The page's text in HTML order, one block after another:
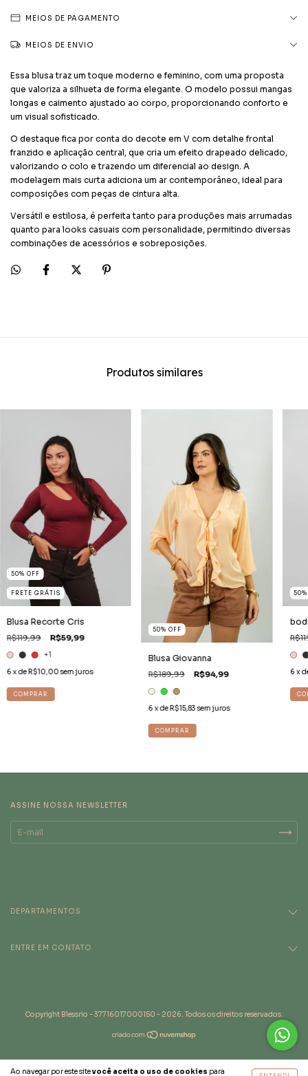
Ao navegar por este sitevocê aceita o uso de cookies para
MEIOS DE PAGAMENTO
MEIOS DE ENVIO
Essa blusa traz um toque moderno e feminino, com uma proposta
que valoriza a silhueta de forma elegante. O modelo possui mangas
longas e caimento ajustado ao corpo, proporcionando conforto e
um visual sofisticado.
O destaque fica por conta do decote em V com detalhe frontal
franzido e aplicação central, que cria um efeito drapeado delicado,
valorizando o colo e trazendo um diferencial ao design. A
modelagem mais curta adiciona um ar contemporâneo, ideal para
composições com peças de cintura alta.
Versátil e estilosa, é perfeita tanto para produções mais arrumadas
quanto para looks casuais com personalidade, permitindo diversas
combinações de acessórios e sobreposições.
Produtos similares
50% OFF
FRETE GRÁTIS
Blusa Recorte Cris
R$119,99 R$59,99
+1
6 x de R$10,00 sem juros
COMPRAR
50% OFF
Blusa Giovanna
R$189,99 R$94,99
6 x de R$15,83 sem juros
COMPRAR
50
6 x
ASSINE NOSSA NEWSLETTER
DEPARTAMENTOS
ENTRE EM CONTATO
Copyright Blessrio - 37716017000150 - 2026. Todos os direitos reservados.